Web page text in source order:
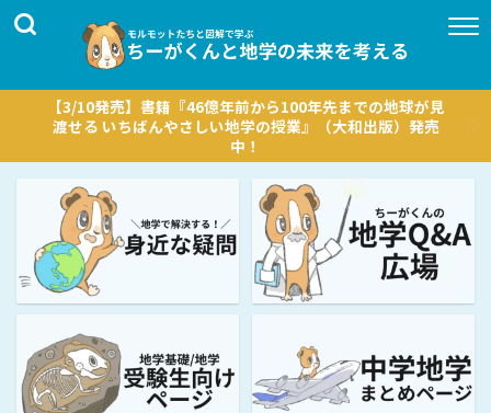
【3/10発売】書籍『46億年前から100年先までの地球が見
渡せる いちばんやさしい地学の授業』（大和出版）発売
中！